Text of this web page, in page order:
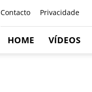
Contacto Privacidade
HOME VÍDEOS